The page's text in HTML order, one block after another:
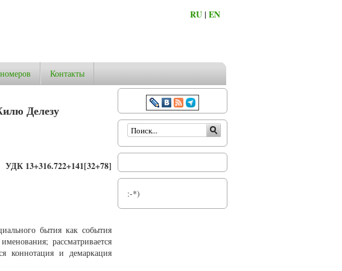
RU |EN
Контакты
Делезу
УДК 13+316.722+141[32+78]
бытия как события
рассматривается
коннотация и демаркация
Форма поиска
:-*)